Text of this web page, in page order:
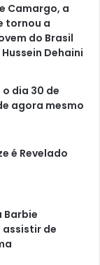
Camargo, a
tornou a
do Brasil
Dehaini
dia 30 de
agora mesmo
é Revelado
Barbie
assistir de